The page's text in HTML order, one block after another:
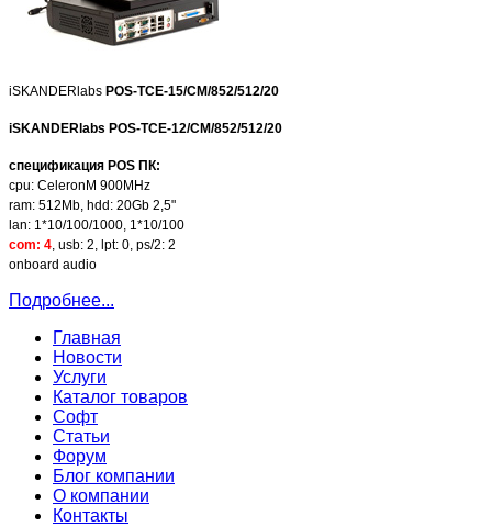
iSKANDERlabs POS-TCE-15/CM/852/512/20
iSKANDERlabs POS-TCE-12/CM/852/512/20
спецификация POS ПК:
cpu: CeleronM 900MHz
ram: 512Mb, hdd: 20Gb 2,5"
lan: 1*10/100/1000, 1*10/100
com: 4, usb: 2, lpt: 0, ps/2: 2
onboard audio
Подробнее...
Главная
Новости
Услуги
Каталог товаров
Софт
Статьи
Форум
Блог компании
О компании
Контакты